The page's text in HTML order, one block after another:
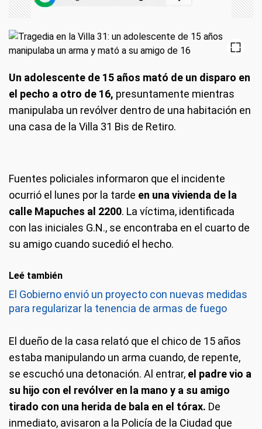
Un adolescente de 15 años mató de un disparo en
el pecho a otro de 16, presuntamente mientras
manipulaba un revólver dentro de una habitación en
una casa de la Villa 31 Bis de Retiro.
Fuentes policiales informaron que el incidente
ocurrió el lunes por la tarde en una vivienda de la
calle Mapuches al 2200. La víctima, identificada
con las iniciales G.N., se encontraba en el cuarto de
su amigo cuando sucedió el hecho.
Leé también
El Gobierno envió un proyecto con nuevas medidas
para regularizar la tenencia de armas de fuego
El dueño de la casa relató que el chico de 15 años
estaba manipulando un arma cuando, de repente,
se escuchó una detonación. Al entrar, el padre vio a
su hijo con el revólver en la mano y a su amigo
tirado con una herida de bala en el tórax. De
inmediato, avisaron a la Policía de la Ciudad que